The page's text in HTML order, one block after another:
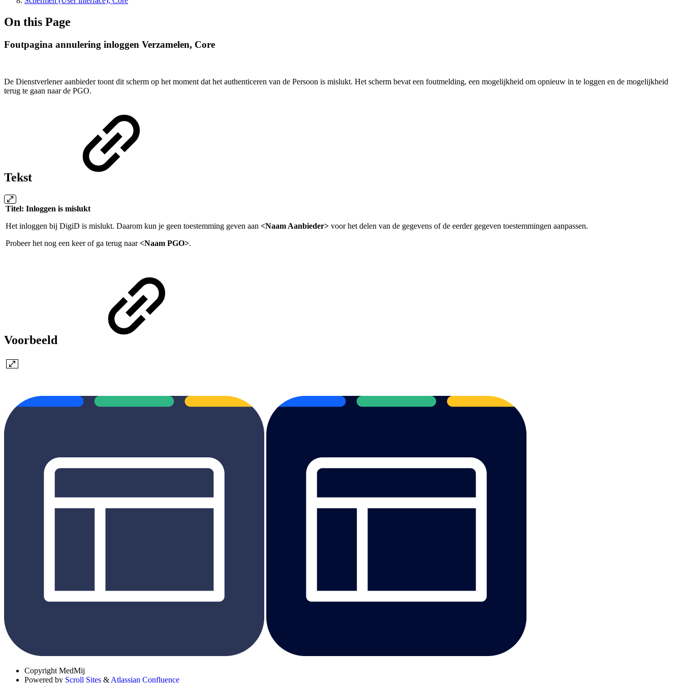
On this Page
Foutpagina annulering inloggen Verzamelen, Core
De Dienstverlener aanbieder toont dit scherm op het moment dat het authenticeren van de Persoon is mislukt. Het scherm bevat een foutmelding, een mogelijkheid om opnieuw in te loggen en de mogelijkheid
terug te gaan naar de PGO.
Tekst
Titel: Inloggen is mislukt
Het inloggen bij DigiD is mislukt. Daarom kun je geen toestemming geven aan <Naam Aanbieder> voor het delen van de gegevens of de eerder gegeven toestemmingen aanpassen.
Probeer het nog een keer of ga terug naar<Naam PGO>.
Voorbeeld
Copyright MedMij
Powered by Scroll Sites & Atlassian Confluence